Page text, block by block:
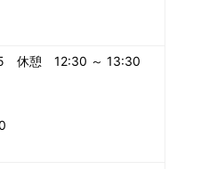
休憩 12:30 ～ 13:30